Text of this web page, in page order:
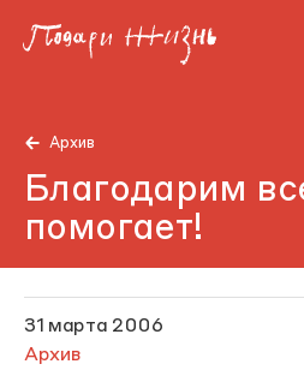
Архив
Благодарим
помогает!
31 марта 2006
Архив